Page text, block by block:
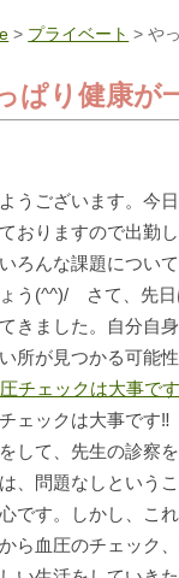
> プライベート > や
ぱり健康が
うございます。今
おりますので出勤
ろんな課題につい
う(^^)/ さて、先日
きました。自分自
所が見つかる可能
ェックは大事です‼
して、先生の診察
、問題なしという
です。しかし、こ
ら血圧のチェック